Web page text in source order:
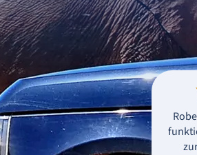
Rückgabe